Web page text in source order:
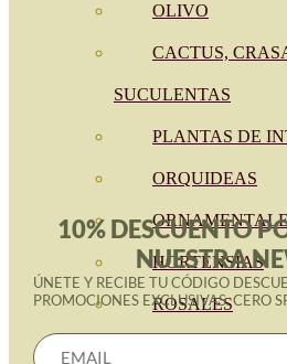
OLIVO
CACTUS,
SUCULENTAS
PLANTAS DE
ORQUIDEAS
HORTENSIAS
ROSALES
10% DESCUENTO
NUESTRA
ÚNETE Y RECIBE TU CÓDIGO
PROMOCIONES EXCLUSIVAS. CERO